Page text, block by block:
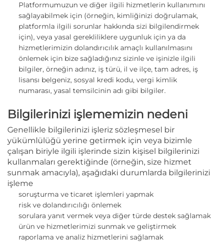
Platformumuzun ve diğer ilgili hizmetlerin kullanımını
sağlayabilmek için (örneğin, kimliğinizi doğrulamak,
platformla ilgili sorunlar hakkında sizi bilgilendirmek
için), veya yasal gerekliliklere uygunluk için ya da
hizmetlerimizin dolandırıcılık amaçlı kullanılmasını
önlemek için bize sağladığınız sizinle ve işinizle ilgili
bilgiler, örneğin adınız, iş türü, il ve ilçe, tam adres, iş
lisansı belgeniz, sosyal kredi kodu, vergi kimlik
numarası, yasal temsilcinin adı gibi bilgiler.
Bilgilerinizi işlememizin nedeni
Genellikle bilgilerinizi işleriz sözleşmesel bir
yükümlülüğü yerine getirmek için veya bizimle
çalışan biriyle ilgili işlerinde sizin kişisel bilgilerinizi
kullanmaları gerektiğinde (örneğin, size hizmet
sunmak amacıyla), aşağıdaki durumlarda bilgilerinizi
işleme
soruşturma ve ticaret işlemleri yapmak
risk ve dolandırıcılığı önlemek
sorulara yanıt vermek veya diğer türde destek sağlamak
ürün ve hizmetlerimizi sunmak ve geliştirmek
raporlama ve analiz hizmetlerini sağlamak